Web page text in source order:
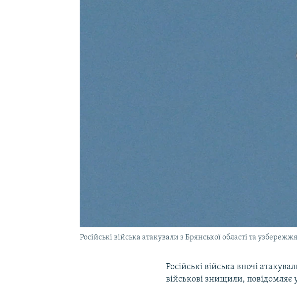
Російські війська атакували з Брянської області та
Російські війська вночі
військові знищили,